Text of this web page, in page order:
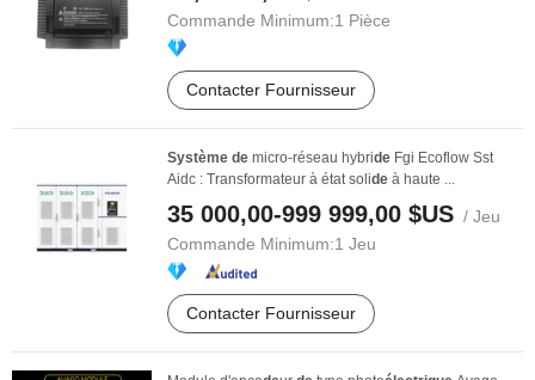
Commande Minimum:1 Pièce
Contacter Fournisseur
Système de micro-réseau hybride Fgi Ecoflow Sst
Aidc : Transformateur à état solide à haute ...
35 000,00-999 999,00 $US / Jeu
Commande Minimum:1 Jeu
Contacter Fournisseur